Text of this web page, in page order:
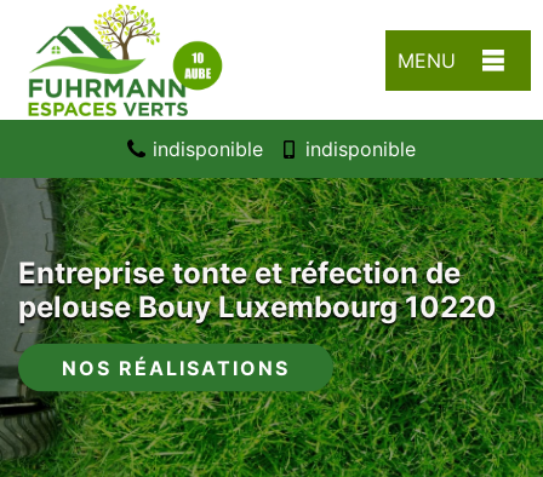
MENU
indisponible indisponible
Entreprise tonte et réfection de
pelouse Bouy Luxembourg 10220
NOS RÉALISATIONS